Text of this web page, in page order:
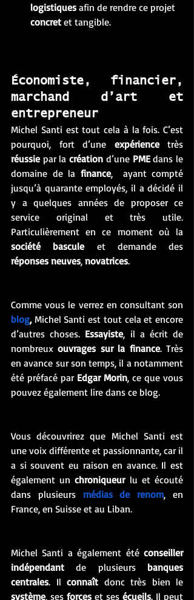
logistiques afin de rendre ce projet
concret et tangible.
Économiste, financier,
marchand d’art et
entrepreneur
Michel Santi est tout cela à la fois. C’est
pourquoi, fort d’une expérience
réussie par la création d’une PME dans le
domaine de la finance,  ayant compté
jusqu’à quarante employés, il a décidé il
y a quelques années de proposer ce
service original et très utile.
société bascule
réponses neuves, novatrices.
blog, Michel Santi est tout cela et encore
d’autres choses. Essayiste, il a écrit de
nombreux ouvrages sur la finance. Très
en avance sur son temps, il a notamment
été préfacé par Edgar Morin, ce que vous
pouvez également lire dans ce blog.
Vous découvrirez que Michel Santi est
une voix différente et passionnante, car il
a si souvent eu raison en avance. Il est
également un chroniqueur lu et écouté
dans plusieurs médias de renom, en
France, en Suisse et au Liban.
Michel Santi a également été conseiller
indépendant de plusieurs banques
centrales. Il connaît
système, ses forces et ses écueils. Il peut